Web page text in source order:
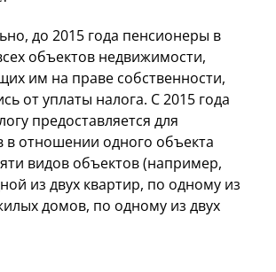
до 2015 года пенсионеры в
объектов недвижимости,
им на праве собственности,
от уплаты налога. С 2015 года
предоставляется для
в отношении одного объекта
видов объектов (например,
из двух квартир, по одному из
домов, по одному из двух